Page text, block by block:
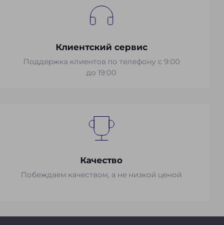
Клиентский сервис
Поддержка клиентов по телефону с 9:00
до 19:00
Качество
Побеждаем качеством, а не низкой ценой